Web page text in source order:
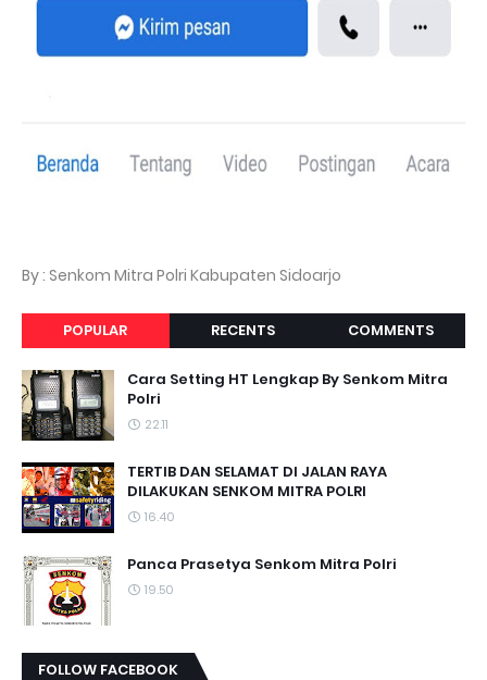
By : Senkom Mitra Polri Kabupaten Sidoarjo
POPULAR RECENTS COMMENTS
Cara Setting HT Lengkap By Senkom Mitra
Polri
22.11
TERTIB DAN SELAMAT DI JALAN RAYA
DILAKUKAN SENKOM MITRA POLRI
16.40
Panca Prasetya Senkom Mitra Polri
19.50
FOLLOW FACEBOOK